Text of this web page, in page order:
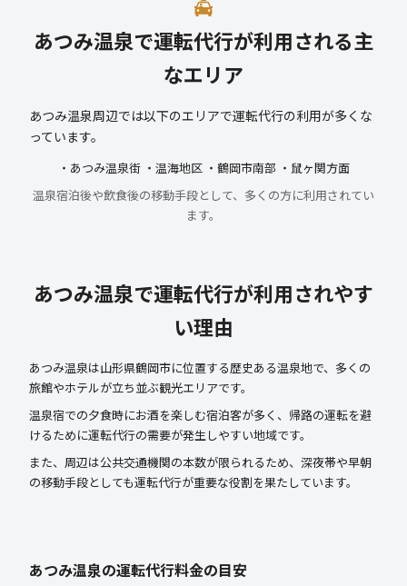
あつみ温泉で運転代行が利用される主
なエリア
あつみ温泉周辺では以下のエリアで運転代行の利用が多くな
っています。
・あつみ温泉街 ・温海地区 ・鶴岡市南部 ・鼠ヶ関方面
温泉宿泊後や飲食後の移動手段として、多くの方に利用されてい
ます。
あつみ温泉で運転代行が利用されやす
い理由
あつみ温泉は山形県鶴岡市に位置する歴史ある温泉地で、多くの
旅館やホテルが立ち並ぶ観光エリアです。
温泉宿での夕食時にお酒を楽しむ宿泊客が多く、帰路の運転を避
けるために運転代行の需要が発生しやすい地域です。
また、周辺は公共交通機関の本数が限られるため、深夜帯や早朝
の移動手段としても運転代行が重要な役割を果たしています。
あつみ温泉の運転代行料金の目安